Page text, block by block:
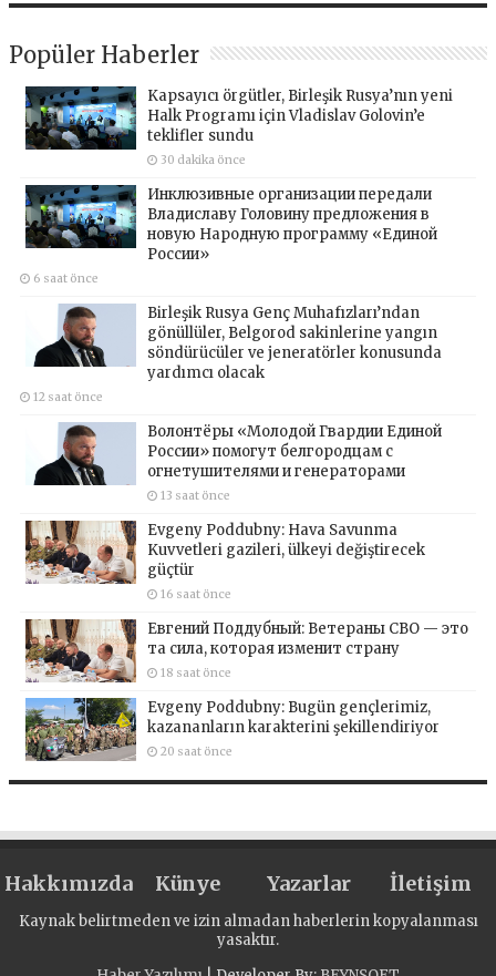
Popüler Haberler
Kapsayıcı örgütler, Birleşik Rusya’nın yeni
Halk Programı için Vladislav Golovin’e
teklifler sundu
30 dakika önce
Инклюзивные организации передали
Владиславу Головину предложения в
новую Народную программу «Единой
России»
6 saat önce
Birleşik Rusya Genç Muhafızları’ndan
gönüllüler, Belgorod sakinlerine yangın
söndürücüler ve jeneratörler konusunda
yardımcı olacak
12 saat önce
Волонтёры «Молодой Гвардии Единой
России» помогут белгородцам с
огнетушителями и генераторами
13 saat önce
Evgeny Poddubny: Hava Savunma
Kuvvetleri gazileri, ülkeyi değiştirecek
güçtür
16 saat önce
Евгений Поддубный: Ветераны СВО — это
та сила, которая изменит страну
18 saat önce
Evgeny Poddubny: Bugün gençlerimiz,
kazananların karakterini şekillendiriyor
20 saat önce
Hakkımızda Künye Yazarlar İletişim
Kaynak belirtmeden ve izin almadan haberlerin kopyalanması
yasaktır.